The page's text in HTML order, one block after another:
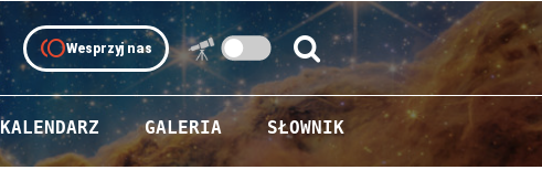
tollWesprzyj nas
Szukaj:
Szukaj
KALENDARZ GALERIA SŁOWNIK